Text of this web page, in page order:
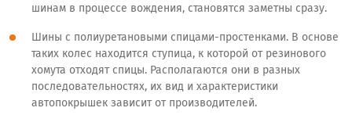
шинам в процессе вождения, становятся заметны сразу.
Шины с полиуретановыми спицами-простенками. В основе
таких колес находится ступица, к которой от резинового
хомута отходят спицы. Располагаются они в разных
последовательностях, их вид и характеристики
автопокрышек зависит от производителей.